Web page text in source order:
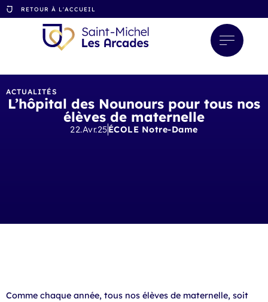
RETOUR À L'ACCUEIL
ACTUALITÉS
L’hôpital des Nounours pour tous nos
élèves de maternelle
22.Avr.25ÉCOLE Notre-Dame
Comme chaque année, tous nos élèves de maternelle, soit